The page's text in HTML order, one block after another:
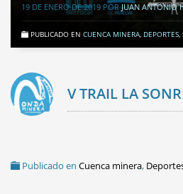
19 DE ENERO DE 2019 PORJUAN ANTONIO
PUBLICADO EN CUENCA MINERA, DEPORTES,
V TRAIL LA
Publicado en Cuenca minera,